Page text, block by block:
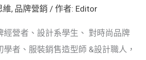
維, 品牌營銷 / 作者: Editor
經營者、設計系學生、 對時尚品牌
者、服裝銷售造型師 &設計職人，